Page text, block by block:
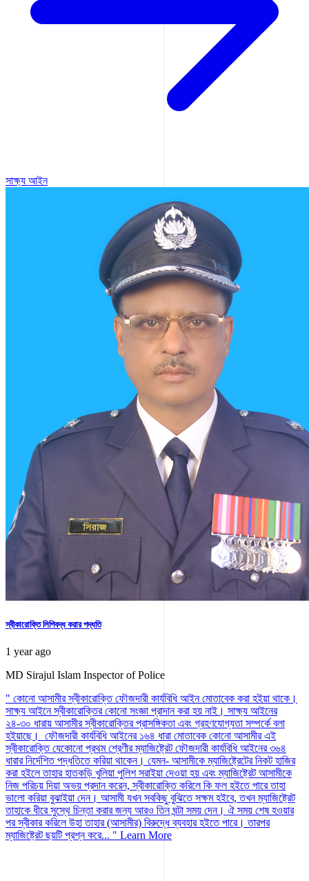
সাক্ষ্য আইন
স্বীকারোক্তি লিপিবদ্ধ করার পদ্ধতি
1 year ago
MD Sirajul Islam Inspector of Police
" কোনো আসামীর স্বীকারোক্তি ফৌজদারী কার্যবিধি আইন মোতাবেক করা হইয়া থাকে।
সাক্ষ্য আইনে স্বীকারোক্তির কোনো সংজ্ঞা প্রাদান করা হয় নাই। সাক্ষ্য আইনের
২৪-৩০ ধারায় আসামীর স্বীকারোক্তির প্রাসঙ্গিকতা এবং গ্রহণযোগ্যতা সম্পর্কে বলা
হইয়াছে। ফৌজদারী কার্যবিধি আইনের ১৬৪ ধারা মোতাবেক কোনো আসামীর এই
স্বীকারোক্তি যেকোনো প্রথম শ্রেণীর ম্যাজিষ্ট্রেট ফৌজদারী কার্যবিধি আইনের ৩৬৪
ধারার নির্দেশিত পদ্ধতিতে করিয়া থাকেন। যেমন- আসামীকে ম্যাজিষ্ট্রেটের নিকট হাজির
করা হইলে তাহার হাতকড়ি খুলিয়া পুলিশ সরাইয়া দেওয়া হয় এবং ম্যাজিষ্ট্রেট আসামীকে
নিজ পরিচয় দিয়া অভয় প্রদান করেন, স্বীকারোক্তি করিলে কি ফল হইতে পারে তাহা
ভালো করিয়া বুঝাইয়া দেন। আসামী যখন সবকিছু বুঝিতে সক্ষম হইবে, তখন ম্যাজিষ্ট্রেট
তাহাকে ধীরে সুস্থে চিন্তা করার জন্য আরও তিন ঘন্টা সময় দেন। ঐ সময় শেষ হওয়ার
পর স্বীকার করিলে উহা তাহার (আসামীর) বিরুদ্ধে ব্যবহার হইতে পারে। তারপর
ম্যাজিষ্ট্রেট ছয়টি প্রশ্ন করে... " Learn More